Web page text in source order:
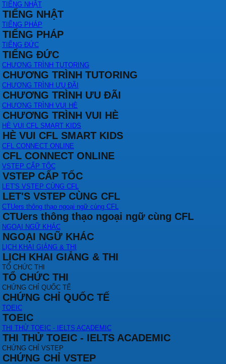
TIẾNG NHẬT
TIẾNG NHẬT
TIẾNG PHÁP
TIẾNG PHÁP
TIẾNG ĐỨC
TIẾNG ĐỨC
CHƯƠNG TRÌNH TUTORING
CHƯƠNG TRÌNH TUTORING
CHƯƠNG TRÌNH ƯU ĐÃI
CHƯƠNG TRÌNH ƯU ĐÃI
CHƯƠNG TRÌNH VUI HÈ
CHƯƠNG TRÌNH VUI HÈ
HÈ VUI CFL SMART KIDS
HÈ VUI CFL SMART KIDS
CFL CONNECT ONLINE
CFL CONNECT ONLINE
VSTEP CẤP TỐC
VSTEP CẤP TỐC
LET'S VSTEP CÙNG CFL
LET'S VSTEP CÙNG CFL
CTUers thông thạo ngoại ngữ cùng CFL
CTUers thông thạo ngoại ngữ cùng CFL
NGOẠI NGỮ KHÁC
NGOẠI NGỮ KHÁC
LỊCH KHAI GIẢNG & THI
LỊCH KHAI GIẢNG & THI
TỔ CHỨC THI
TỔ CHỨC THI
CHỨNG CHỈ QUỐC TẾ
CHỨNG CHỈ QUỐC TẾ
TOEIC
TOEIC
THI THỬ TOEIC - IELTS ACADEMIC
THI THỬ TOEIC - IELTS ACADEMIC
CHỨNG CHỈ VSTEP
CHỨNG CHỈ VSTEP